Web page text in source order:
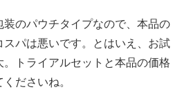
のパウチタイプなので、本品の
パは悪いです。とはいえ、お試
。トライアルセットと本品の価格
ださいね。